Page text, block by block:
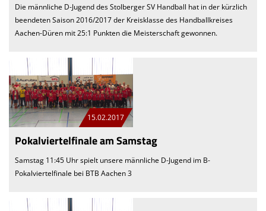
Die männliche D-Jugend des Stolberger SV Handball hat in der kürzlich
beendeten Saison 2016/2017 der Kreisklasse des Handballkreises
Aachen-Düren mit 25:1 Punkten die Meisterschaft gewonnen.
15.02.2017
Pokalviertelfinale am Samstag
Samstag 11:45 Uhr spielt unsere männliche D-Jugend im B-
Pokalviertelfinale bei BTB Aachen 3